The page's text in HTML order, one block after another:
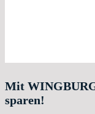
Mit
sparen!